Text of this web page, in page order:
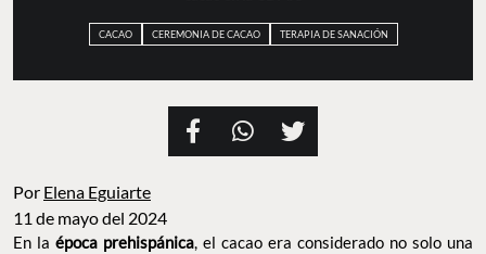
CACAO CEREMONIA DE CACAO TERAPIA DE SANACIÓN
Por Elena Eguiarte
11 de mayo del 2024
En la época prehispánica, el cacao era considerado no solo una